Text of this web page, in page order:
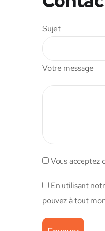
Sujet
Votre message
Vous acceptez
En utilisant
pouvez à tout